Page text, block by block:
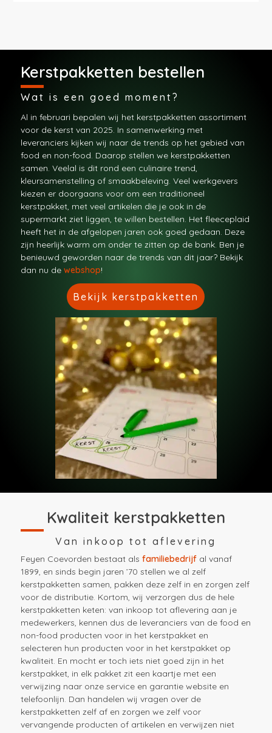
Kerstpakketten bestellen
Wat is een goed moment?
Al in februari bepalen wij het kerstpakketten assortiment
voor de kerst van 2025. In samenwerking met
leveranciers kijken wij naar de trends op het gebied van
food en non-food. Daarop stellen we kerstpakketten
samen. Veelal is dit rond een culinaire trend,
kleursamenstelling of smaakbeleving. Veel werkgevers
kiezen er doorgaans voor om een traditioneel
kerstpakket, met veel artikelen die je ook in de
supermarkt ziet liggen, te willen bestellen. Het fleeceplaid
heeft het in de afgelopen jaren ook goed gedaan. Deze
zijn heerlijk warm om onder te zitten op de bank. Ben je
benieuwd geworden naar de trends van dit jaar? Bekijk
dan nu de webshop!
Bekijk kerstpakketten
Kwaliteit kerstpakketten
Van inkoop tot aflevering
Feyen Coevorden bestaat als familiebedrijfal vanaf
1899, en sinds begin jaren ’70 stellen we al zelf
kerstpakketten samen, pakken deze zelf in en zorgen zelf
voor de distributie. Kortom, wij verzorgen dus de hele
kerstpakketten keten: van inkoop tot aflevering aan je
medewerkers, kennen dus de leveranciers van de food en
non-food producten voor in het kerstpakket en
selecteren hun producten voor in het kerstpakket op
kwaliteit. En mocht er toch iets niet goed zijn in het
kerstpakket, in elk pakket zit een kaartje met een
verwijzing naar onze service en garantie website en
telefoonlijn. Dan handelen wij vragen over de
kerstpakketten zelf af en zorgen we zelf voor
vervangende producten of artikelen en verwijzen niet